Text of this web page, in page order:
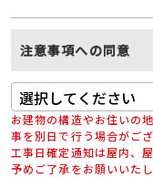
注意事項への同意
お建物の構造やお住いの
事を別日で行う場合がござ
工事日確定通知は屋内、
予めご了承をお願いいたし